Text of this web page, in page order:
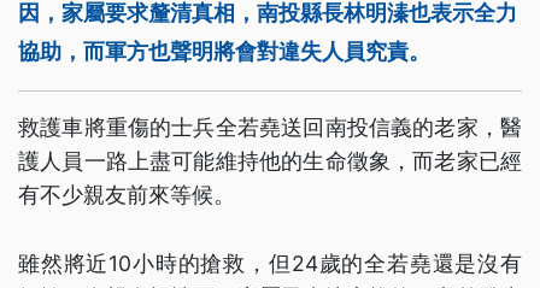
因，家屬要求釐清真相，南投縣長林明溱也表示全力
協助，而軍方也聲明將會對違失人員究責。
救護車將重傷的士兵全若堯送回南投信義的老家，醫
護人員一路上盡可能維持他的生命徵象，而老家已經
有不少親友前來等候。
雖然將近10小時的搶救，但24歲的全若堯還是沒有